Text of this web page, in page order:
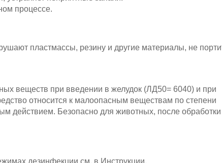
процессе.
пластмассы, резину и другие материалы, не
веществ при введении в желудок (ЛД50= 6040) и при
относится к малоопасным веществам по степени
действием. Безопасно для животных, после
дезинфекции см. в Инструкции.